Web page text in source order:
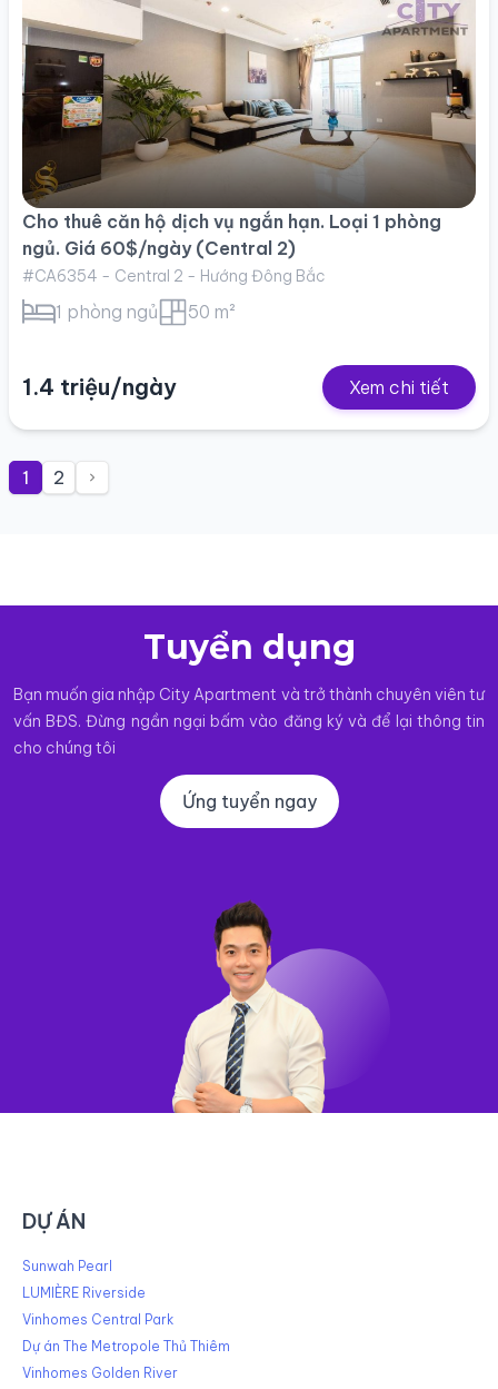
Cho thuê căn hộ dịch vụ ngắn hạn. Loại 1 phòng
ngủ. Giá 60$/ngày (Central 2)
#CA6354 - Central 2 - Hướng Đông Bắc
1 phòng ngủ 50 m²
1.4 triệu/ngày Xem chi tiết
Posts
pagination
1 2
Tuyển dụng
Bạn muốn gia nhập City Apartment và trở thành chuyên viên tư
vấn BĐS. Đừng ngần ngại bấm vào đăng ký và để lại thông tin
cho chúng tôi
Ứng tuyển ngay
DỰ ÁN
Sunwah Pearl
LUMIÈRE Riverside
Vinhomes Central Park
Dự án The Metropole Thủ Thiêm
Vinhomes Golden River